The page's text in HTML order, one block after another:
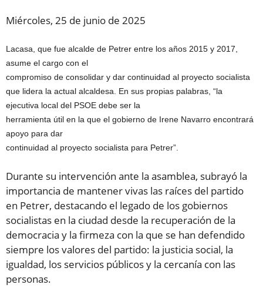
Miércoles, 25 de junio de 2025
Lacasa, que fue alcalde de Petrer entre los años 2015 y 2017,
asume el cargo con el
compromiso de consolidar y dar continuidad al proyecto socialista
que lidera la actual alcaldesa. En sus propias palabras, “la
ejecutiva local del PSOE debe ser la
herramienta útil en la que el gobierno de Irene Navarro encontrará
apoyo para dar
continuidad al proyecto socialista para Petrer”.
Durante su intervención ante la asamblea, subrayó la
importancia de mantener vivas las raíces del partido
en Petrer, destacando el legado de los gobiernos
socialistas en la ciudad desde la recuperación de la
democracia y la firmeza con la que se han defendido
siempre los valores del partido: la justicia social, la
igualdad, los servicios públicos y la cercanía con las
personas.